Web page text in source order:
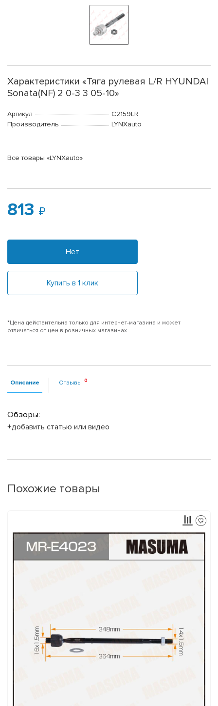
Характеристики «Тяга рулевая L/R HYUNDAI
Sonata(NF) 2 0-3 3 05-10»
Артикул
C2159LR
Производитель
LYNXauto
Все товары «LYNXauto»
813
Нет
Купить в 1 клик
*Цена действительна только для интернет-магазина и может
отличаться от цен в розничных магазинах
Описание Отзывы
Обзоры:
+добавить статью или видео
Похожие товары